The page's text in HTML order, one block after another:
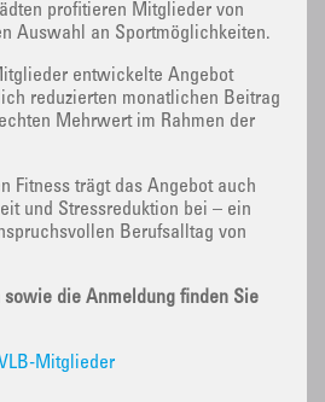
profitieren Mitglieder von
Auswahl an Sportmöglichkeiten.
entwickelte Angebot
reduzierten monatlichen Beitrag
Mehrwert im Rahmen der
Fitness trägt das Angebot auch
und Stressreduktion bei – ein
Berufsalltag von
die Anmeldung finden Sie
Mitglieder